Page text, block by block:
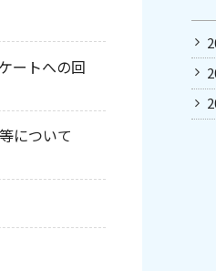
ートへの回
について